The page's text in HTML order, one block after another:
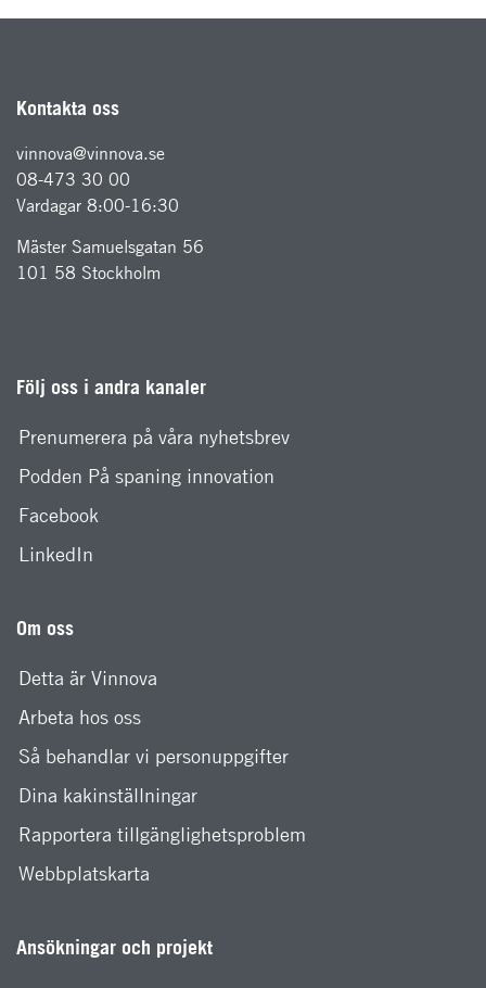
Kontakta oss
vinnova@vinnova.se
08-473 30 00
Vardagar 8:00-16:30
Mäster Samuelsgatan 56
101 58 Stockholm
Följ oss i andra kanaler
Prenumerera på våra nyhetsbrev
Podden På spaning innovation
Facebook
LinkedIn
Om oss
Detta är Vinnova
Arbeta hos oss
Så behandlar vi personuppgifter
Dina kakinställningar
Rapportera tillgänglighetsproblem
Webbplatskarta
Ansökningar och projekt